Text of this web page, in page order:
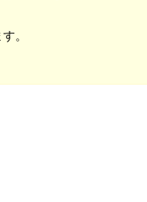
。